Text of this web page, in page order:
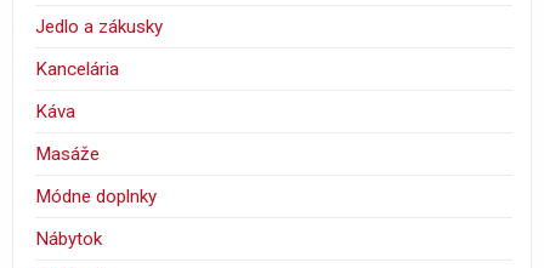
Jedlo a zákusky
Kancelária
Káva
Masáže
Módne doplnky
Nábytok